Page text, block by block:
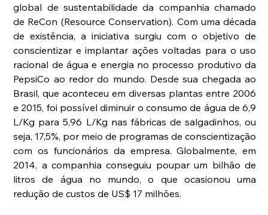
global de sustentabilidade da companhia chamado
de ReCon (Resource Conservation). Com uma década
de existência, a iniciativa surgiu com o objetivo de
conscientizar e implantar ações voltadas para o uso
racional de água e energia no processo produtivo da
PepsiCo ao redor do mundo. Desde sua chegada ao
Brasil, que aconteceu em diversas plantas entre 2006
e 2015, foi possível diminuir o consumo de água de 6,9
L/Kg para 5,96 L/Kg nas fábricas de salgadinhos, ou
seja, 17,5%, por meio de programas de conscientização
com os funcionários da empresa. Globalmente, em
2014, a companhia conseguiu poupar um bilhão de
litros de água no mundo, o que ocasionou uma
redução de custos de US$ 17 milhões.